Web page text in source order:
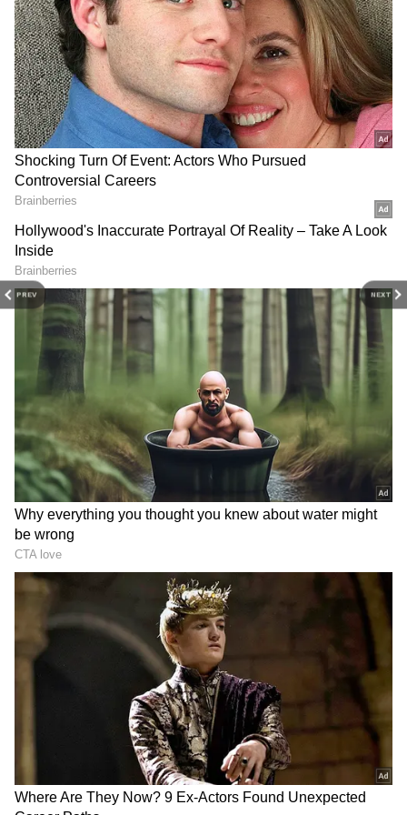
PREV NEXT
மலச்சிக்கல் இருப்பவர்கள் கடுக்காய்
பொடியை ஒரு டம்ளர் தண்ணீர் கலக்கி
சாப்பிட்டு வருவது நல்ல தீர்வாக அமையும்.
செரிமானத்துக்குரிய சுரப்பிகளை சிறப்பாக
செயல்பட தூண்டும் கடுக்காய், உணவில்
இருக்கும் ஊட்டச்சத்துக்களை உறிஞ்சு
எடுத்து உறுப்புகளுக்கு தருகிறது. மேலும்
உணவுக்குழாய் அழற்சி, நெஞ்செரிச்சல்,
வயிற்றுப்போக்கு, வாய்வு, வயிற்றுப் புண்,
இரைப்பை உணவுக்குழாய் வயிற்று வலி
போன்ற பிரச்னைகள் ஏற்பட்டால்
கடுக்காயை தாரளமாக சாப்பிடலாம். இதில்
நார்ச்சத்து நிறைந்து இருப்பதால், உடலை
வலிமையாக வைத்துக்கொள்ளவும்
உதவுகிறது.
DOWNLOAD APP
RECOMMENDED STORIES
Healthy Foods: நட்ஸ் -
ஊற வைக்க வேண்டுமா?
சாப்பிட்டால் நல்லது.?!
Loyal Couples Shocking
Survey: நேர்மையான
ஜோடிகள் அதிகம்
இருக்கும் நகரம் எது.?!
தெறிக்கவிட்ட ஏடாகூடா
சர்வே.! மாஸ் காட்டிய
சென்னை.!